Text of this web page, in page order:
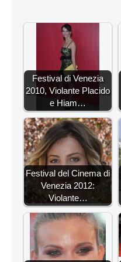
Festival di Venezia
2010, Violante Placido
e Hiam…
Festival del Cinema di
Venezia 2012:
Violante…